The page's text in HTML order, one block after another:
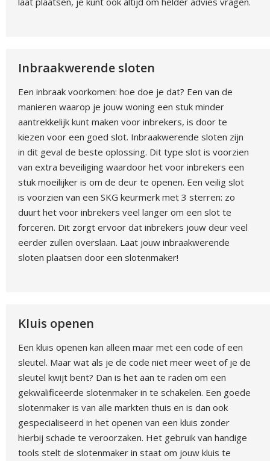
Inbraakwerende sloten
Een inbraak voorkomen: hoe doe je dat? Een van de
manieren waarop je jouw woning een stuk minder
aantrekkelijk kunt maken voor inbrekers, is door te
kiezen voor een goed slot. Inbraakwerende sloten zijn
in dit geval de beste oplossing. Dit type slot is voorzien
van extra beveiliging waardoor het voor inbrekers een
stuk moeilijker is om de deur te openen. Een veilig slot
is voorzien van een SKG keurmerk met 3 sterren: zo
duurt het voor inbrekers veel langer om een slot te
forceren. Dit zorgt ervoor dat inbrekers jouw deur veel
eerder zullen overslaan. Laat jouw inbraakwerende
sloten plaatsen door een slotenmaker!
Kluis openen
Een kluis openen kan alleen maar met een code of een
sleutel. Maar wat als je de code niet meer weet of je de
sleutel kwijt bent? Dan is het aan te raden om een
gekwalificeerde slotenmaker in te schakelen. Een goede
slotenmaker is van alle markten thuis en is dan ook
gespecialiseerd in het openen van een kluis zonder
hierbij schade te veroorzaken. Het gebruik van handige
tools stelt de slotenmaker in staat om jouw kluis te